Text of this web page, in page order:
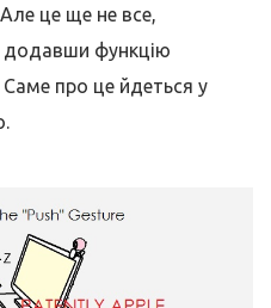
це ще не все,
додавши функцію
Саме про це йдеться у